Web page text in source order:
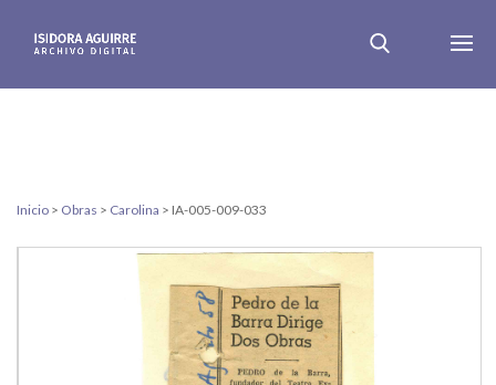
Inicio > Obras > Carolina > IA-005-009-033